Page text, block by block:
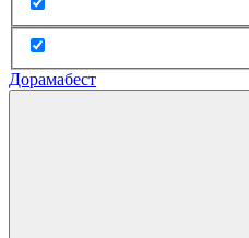
Дорамабест